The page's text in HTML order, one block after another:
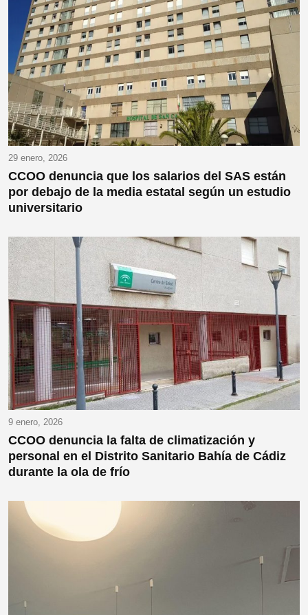
29 enero, 2026
CCOO denuncia que los salarios del SAS están
por debajo de la media estatal según un estudio
universitario
9 enero, 2026
CCOO denuncia la falta de climatización y
personal en el Distrito Sanitario Bahía de Cádiz
durante la ola de frío